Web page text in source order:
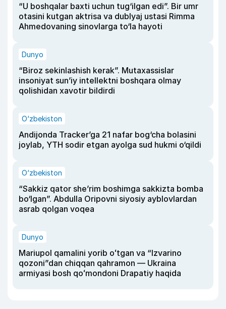
“U boshqalar baxti uchun tug‘ilgan edi”. Bir umr
otasini kutgan aktrisa va dublyaj ustasi Rimma
Ahmedovaning sinovlarga to‘la hayoti
Dunyo
“Biroz sekinlashish kerak”. Mutaxassislar
insoniyat sun’iy intellektni boshqara olmay
qolishidan xavotir bildirdi
O‘zbekiston
Andijonda Tracker’ga 21 nafar bog‘cha bolasini
joylab, YTH sodir etgan ayolga sud hukmi o‘qildi
O‘zbekiston
“Sakkiz qator she’rim boshimga sakkizta bomba
bo‘lgan”. Abdulla Oripovni siyosiy ayblovlardan
asrab qolgan voqea
Dunyo
Mariupol qamalini yorib oʻtgan va “Izvarino
qozoni”dan chiqqan qahramon — Ukraina
armiyasi bosh qoʻmondoni Drapatiy haqida